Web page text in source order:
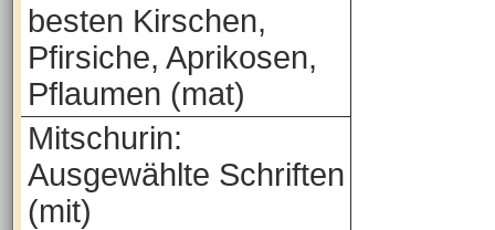
besten Kirschen,
Pfirsiche, Aprikosen,
Pflaumen (mat)
Mitschurin:
Ausgewählte Schriften
(mit)